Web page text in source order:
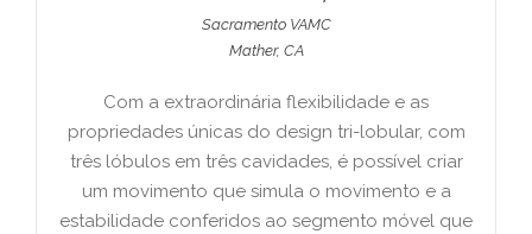
Sacramento VAMC
Mather, CA
Com a extraordinária flexibilidade e as
propriedades únicas do design tri-lobular, com
três lóbulos em três cavidades, é possível criar
um movimento que simula o movimento e a
estabilidade conferidos ao segmento móvel que